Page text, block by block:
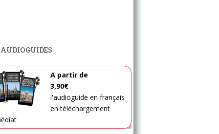
A partir de
3,90€
l'audioguide en français
en téléchargement